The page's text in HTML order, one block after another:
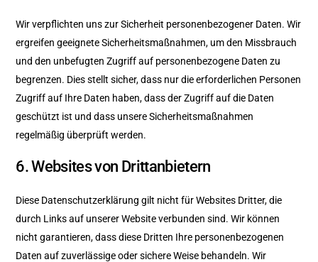
Wir verpflichten uns zur Sicherheit personenbezogener Daten. Wir
ergreifen geeignete Sicherheitsmaßnahmen, um den Missbrauch
und den unbefugten Zugriff auf personenbezogene Daten zu
begrenzen. Dies stellt sicher, dass nur die erforderlichen Personen
Zugriff auf Ihre Daten haben, dass der Zugriff auf die Daten
geschützt ist und dass unsere Sicherheitsmaßnahmen
regelmäßig überprüft werden.
6. Websites von Drittanbietern
Diese Datenschutzerklärung gilt nicht für Websites Dritter, die
durch Links auf unserer Website verbunden sind. Wir können
nicht garantieren, dass diese Dritten Ihre personenbezogenen
Daten auf zuverlässige oder sichere Weise behandeln. Wir